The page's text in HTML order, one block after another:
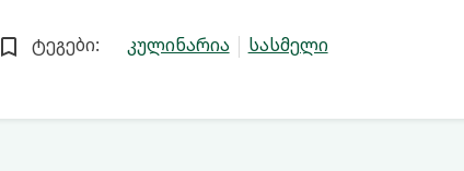
ტეგები: კულინარია სასმელი